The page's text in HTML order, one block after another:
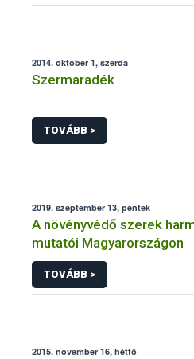
2014. október 1, szerda
Szermaradék
TOVÁBB >
2019. szeptember 13, péntek
A növényvédő szerek
mutatói Magyarországon
TOVÁBB >
2015. november 16, hétfő